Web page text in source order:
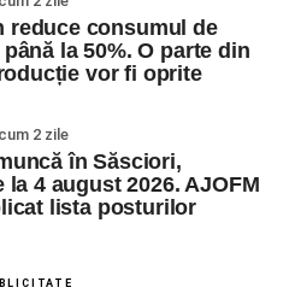
reduce consumul de
la 50%. O parte din
vor fi oprite
2 zile
în Săsciori,
4 august 2026. AJOFM
lista posturilor